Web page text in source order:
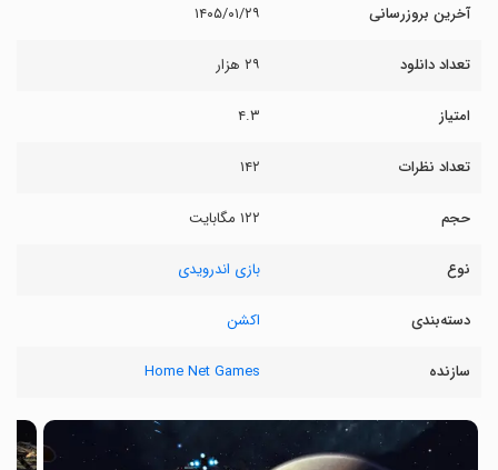
آخرین بروزرسانی ۱۴۰۵/۰۱/۲۹
تعداد دانلود ۲۹ هزار
امتیاز ۴.۳
تعداد نظرات ۱۴۲
حجم ۱۲۲ مگابایت
نوع بازی اندرویدی
دسته‌بندی اکشن
سازنده Home Net Games